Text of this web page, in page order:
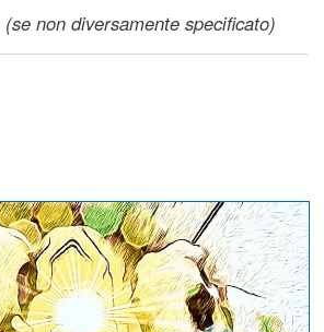
(se non diversamente specificato)